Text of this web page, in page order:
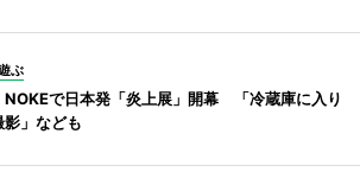
ぶ
NOKEで日本発「炎上展」開幕 「冷蔵庫に入り
影」なども